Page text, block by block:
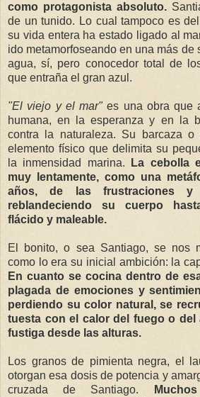
como protagonista absoluto.
de un tunido. Lo cual tampoco es
su vida entera ha estado ligado al
ido metamorfoseando en una más de
agua, sí, pero conocedor total de
que entraña el gran azul.
"El viejo y el mar"es una obra que
humana, en la esperanza y en la
contra la naturaleza. Su barcaza
elemento físico que delimita su
la inmensidad marina.
La cebolla
muy lentamente, como una
años, de las frustraciones y
reblandeciendo su cuerpo
flácido y maleable.
El bonito, o sea Santiago, se nos
como lo era su inicial ambición: la
En cuanto se cocina dentro de
plagada de emociones y
perdiendo su color natural, se
tuesta con el calor del fuego o del
fustiga desde las alturas.
Los granos de pimienta negra, el
otorgan esa dosis de potencia y
cruzada de Santiago.